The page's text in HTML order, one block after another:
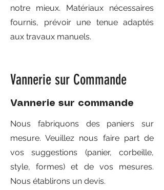
notre mieux. Matériaux nécessaires
fournis, prévoir une tenue adaptés
aux travaux manuels.
Vannerie sur Commande
Vannerie sur commande
Nous fabriquons des paniers sur
mesure. Veuillez nous faire part de
vos suggestions (panier, corbeille,
style, formes) et de vos mesures.
Nous établirons un devis.